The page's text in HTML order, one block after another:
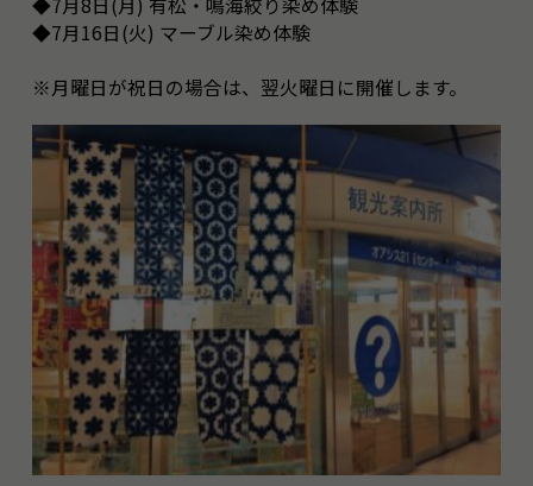
◆7月16日(火) マーブル染め体験
※月曜日が祝日の場合は、翌火曜日に開催します。